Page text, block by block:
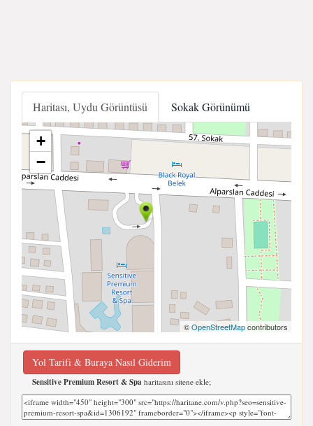
Haritası, Uydu Görüntüsü Sokak Görünümü
+
−
©OpenStreetMapcontributors
Yol Tarifi & Buraya Nasıl Giderim
Sensitive Premium Resort & Spa haritasını sitene ekle;